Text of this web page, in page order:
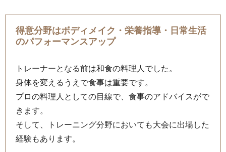
得意分野はボディメイク・栄養指導・日常生活
のパフォーマンスアップ
トレーナーとなる前は和食の料理人でした。
身体を変えるうえで食事は重要です。
プロの料理人としての目線で、食事のアドバイスがで
きます。
そして、トレーニング分野においても大会に出場した
経験もあります。